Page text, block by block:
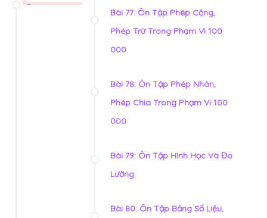
Bài 77: Ôn Tập Phép Cộng,
Phép Trừ Trong Phạm Vi 100
000
Bài 78: Ôn Tập Phép Nhân,
Phép Chia Trong Phạm Vi 100
000
Bài 79: Ôn Tập Hình Học Và Đo
Lường
Bài 80: Ôn Tập Bảng Số Liệu,